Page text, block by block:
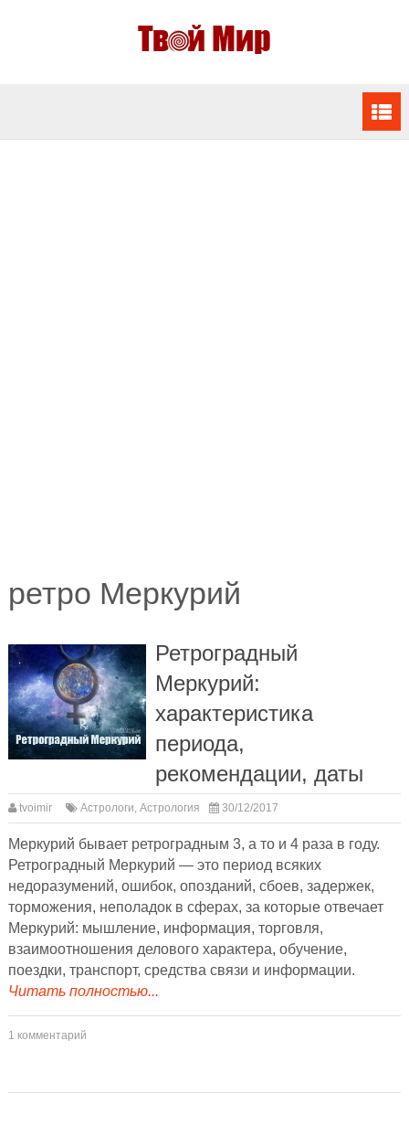
ретро Меркурий
Ретроградный
Меркурий:
характеристика
периода,
рекомендации, даты
tvoimir Астрологи, Астрология 30/12/2017
Меркурий бывает ретроградным 3, а то и 4 раза в году.
Ретроградный Меркурий — это период всяких
недоразумений, ошибок, опозданий, сбоев, задержек,
торможения, неполадок в сферах, за которые отвечает
Меркурий: мышление, информация, торговля,
взаимоотношения делового характера, обучение,
поездки, транспорт, средства связи и информации.
Читать полностью...
1 комментарий